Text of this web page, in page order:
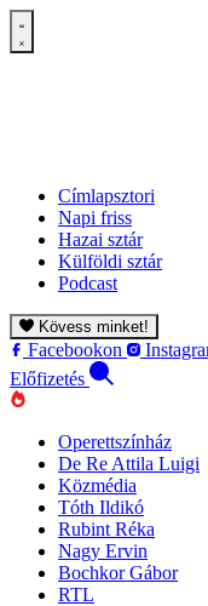
Címlapsztori
Napi friss
Hazai sztár
Külföldi sztár
Podcast
Kövess minket!
Facebookon
Előfizetés
Operettszínház
De Re Attila Luigi
Közmédia
Tóth Ildikó
Rubint Réka
Nagy Ervin
Bochkor Gábor
RTL